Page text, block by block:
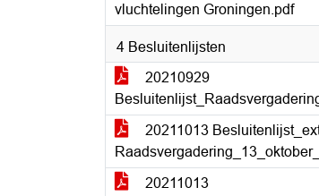
vluchtelingen Groningen.pdf
4 Besluitenlijsten
20210929
20211013
20211013